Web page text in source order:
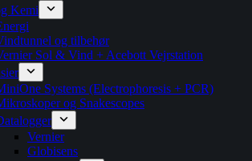
Kemi
og tilbehør
Sol & Vind + Acebott Vejrstation
Systems (Electrophoresis + PCR)
og Snakescopes
Vernier
Globisens